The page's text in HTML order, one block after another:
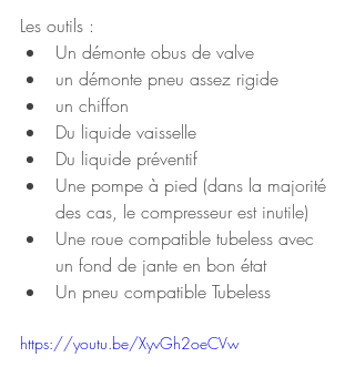
Les outils :
Un démonte obus de valve
un démonte pneu assez rigide
un chiffon
Du liquide vaisselle
Du liquide préventif
Une pompe à pied (dans la majorité
des cas, le compresseur est inutile)
Une roue compatible tubeless avec
un fond de jante en bon état
Un pneu compatible Tubeless
https://youtu.be/XyvGh2oeCVw